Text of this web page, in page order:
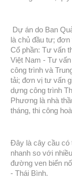
Dự án do Ban
là chủ đầu tư;
Cổ phần: Tư vấn
Việt Nam - Tư
công trình và
tải; đơn vị tư vấn
dựng công trình
Phương là nhà
tháng, thi công
Đây là cây cầu có
nhanh so với
đường ven biển
- Thái Bình.